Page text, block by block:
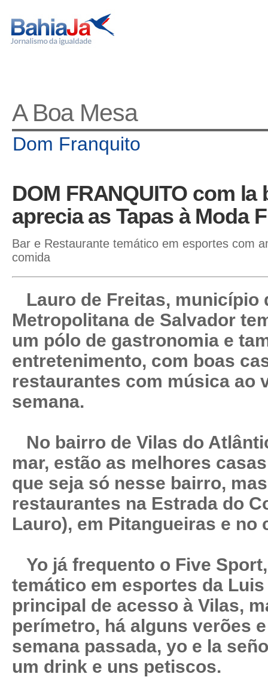
A Boa Mesa
Dom Franquito
DOM FRANQUITO com la
aprecia as Tapas à Moda
Bar e Restaurante temático em esportes com
comida
Lauro de Freitas, município
Metropolitana de Salvador
um pólo de gastronomia e
entretenimento, com boas
restaurantes com música ao
semana.
No bairro de Vilas do
mar, estão as melhores
que seja só nesse bairro,
restaurantes na Estrada do
Lauro), em Pitangueiras e no
Yo já frequento o Five
temático em esportes da
principal de acesso à Vilas,
perímetro, há alguns verões
semana passada, yo e la
um drink e uns petiscos.